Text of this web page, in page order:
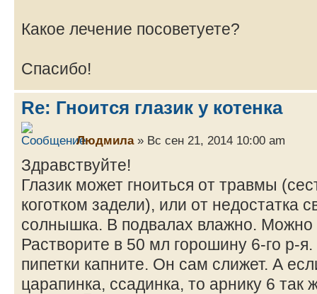
Какое лечение посоветуете?
Спасибо!
Re: Гноится глазик у котенка
Людмила» Вс сен 21, 2014 10:00 am
Здравствуйте!
Глазик может гноиться от травмы
коготком задели), или от недостатка
солнышка. В подвалах влажно. Можно
Растворите в 50 мл горошину 6-го р-
пипетки капните. Он сам слижет. А
царапинка, ссадинка, то арнику 6